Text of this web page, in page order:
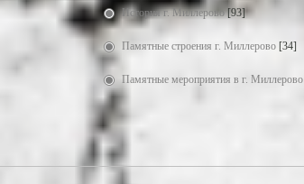
История г. Миллерово [93]
Памятные строения г. Миллерово [34]
Памятные мероприятия в г. Миллерово